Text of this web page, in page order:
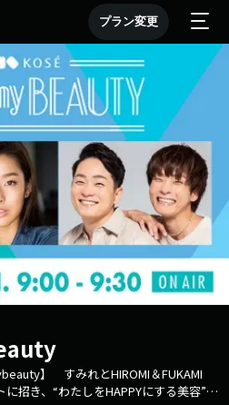
プラン変更
】 すみれとHIROMI＆FUKAMI
招き、“わたしをHAPPYにする美容”を